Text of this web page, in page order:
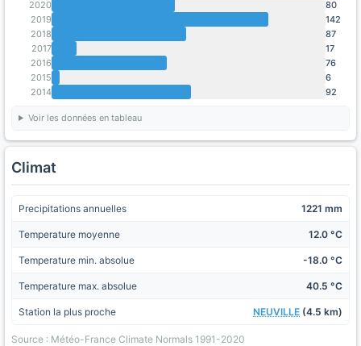
2020
80
2019
142
2018
87
2017
17
2016
76
2015
6
2014
92
Voir les données en tableau
Climat
Precipitations annuelles 1221 mm
Temperature moyenne 12.0 °C
Temperature min. absolue -18.0 °C
Temperature max. absolue 40.5 °C
Station la plus proche NEUVILLE (4.5 km)
Source : Météo-France Climate Normals 1991-2020